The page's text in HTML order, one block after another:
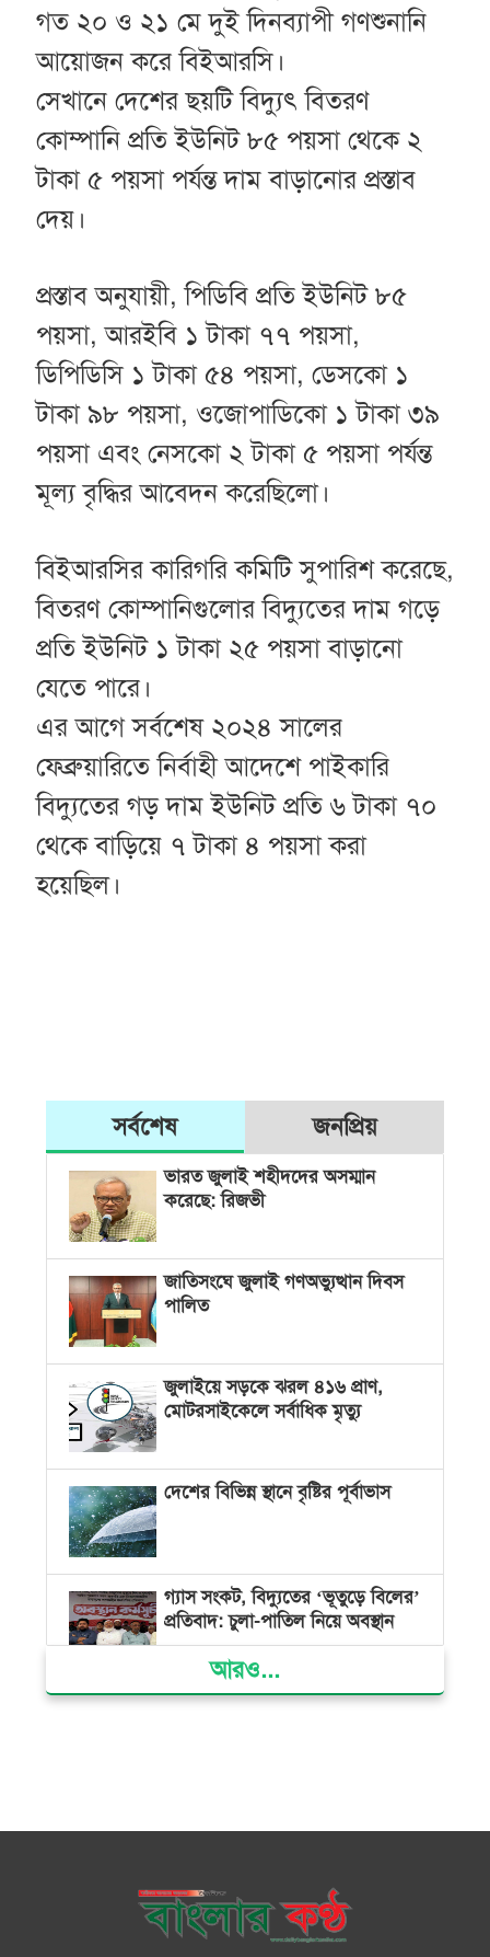
গত ২০ ও ২১ মে দুই দিনব্যাপী গণশুনানি
আয়োজন করে বিইআরসি।
সেখানে দেশের ছয়টি বিদ্যুৎ বিতরণ
কোম্পানি প্রতি ইউনিট ৮৫ পয়সা থেকে ২
টাকা ৫ পয়সা পর্যন্ত দাম বাড়ানোর প্রস্তাব
দেয়।
প্রস্তাব অনুযায়ী, পিডিবি প্রতি ইউনিট ৮৫
পয়সা, আরইবি ১ টাকা ৭৭ পয়সা,
ডিপিডিসি ১ টাকা ৫৪ পয়সা, ডেসকো ১
টাকা ৯৮ পয়সা, ওজোপাডিকো ১ টাকা ৩৯
পয়সা এবং নেসকো ২ টাকা ৫ পয়সা পর্যন্ত
মূল্য বৃদ্ধির আবেদন করেছিলো।
বিইআরসির কারিগরি কমিটি সুপারিশ করেছে,
বিতরণ কোম্পানিগুলোর বিদ্যুতের দাম গড়ে
প্রতি ইউনিট ১ টাকা ২৫ পয়সা বাড়ানো
যেতে পারে।
এর আগে সর্বশেষ ২০২৪ সালের
ফেব্রুয়ারিতে নির্বাহী আদেশে পাইকারি
বিদ্যুতের গড় দাম ইউনিট প্রতি ৬ টাকা ৭০
থেকে বাড়িয়ে ৭ টাকা ৪ পয়সা করা
হয়েছিল।
সর্বশেষ জনপ্রিয়
ভারত জুলাই শহীদদের অসম্মান
করেছে: রিজভী
জাতিসংঘে জুলাই গণঅভ্যুত্থান দিবস
পালিত
জুলাইয়ে সড়কে ঝরল ৪১৬ প্রাণ,
মোটরসাইকেলে সর্বাধিক মৃত্যু
দেশের বিভিন্ন স্থানে বৃষ্টির পূর্বাভাস
গ্যাস সংকট, বিদ্যুতের ‘ভূতুড়ে বিলের’
প্রতিবাদ: চুলা-পাতিল নিয়ে অবস্থান
ক্ষমতার কেন্দ্র গণভবন থেকে রক্তাক্ত
৩০০ রোগীকে বিনামূল্যে চিকিৎসাসেবা
ভোলায় ১১ দলীয় জোটের বিক্ষোভ
সমাবেশ ও গণমিছিল
আরও...